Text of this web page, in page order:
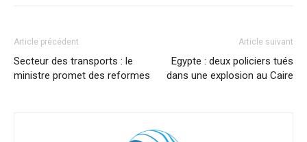
Article précédent
Secteur des transports : le
ministre promet des reformes
Article suivant
Egypte : deux policiers tués
dans une explosion au Caire